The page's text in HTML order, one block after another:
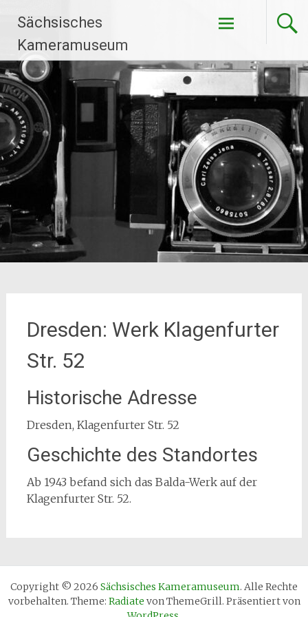
Inhalt
springen
Sächsisches
Kameramuseum
Dresden: Werk Klagenfurter
Str. 52
Historische Adresse
Dresden, Klagenfurter Str. 52
Geschichte des Standortes
Ab 1943 befand sich das Balda-Werk auf der
Klagenfurter Str. 52.
Copyright © 2026 Sächsisches Kameramuseum. Alle Rechte
vorbehalten. Theme: Radiate von ThemeGrill. Präsentiert von